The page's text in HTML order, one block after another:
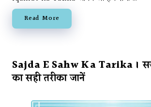
Read More
Sajda E Sahw Ka Tarika ।
का सही तरीका जानें